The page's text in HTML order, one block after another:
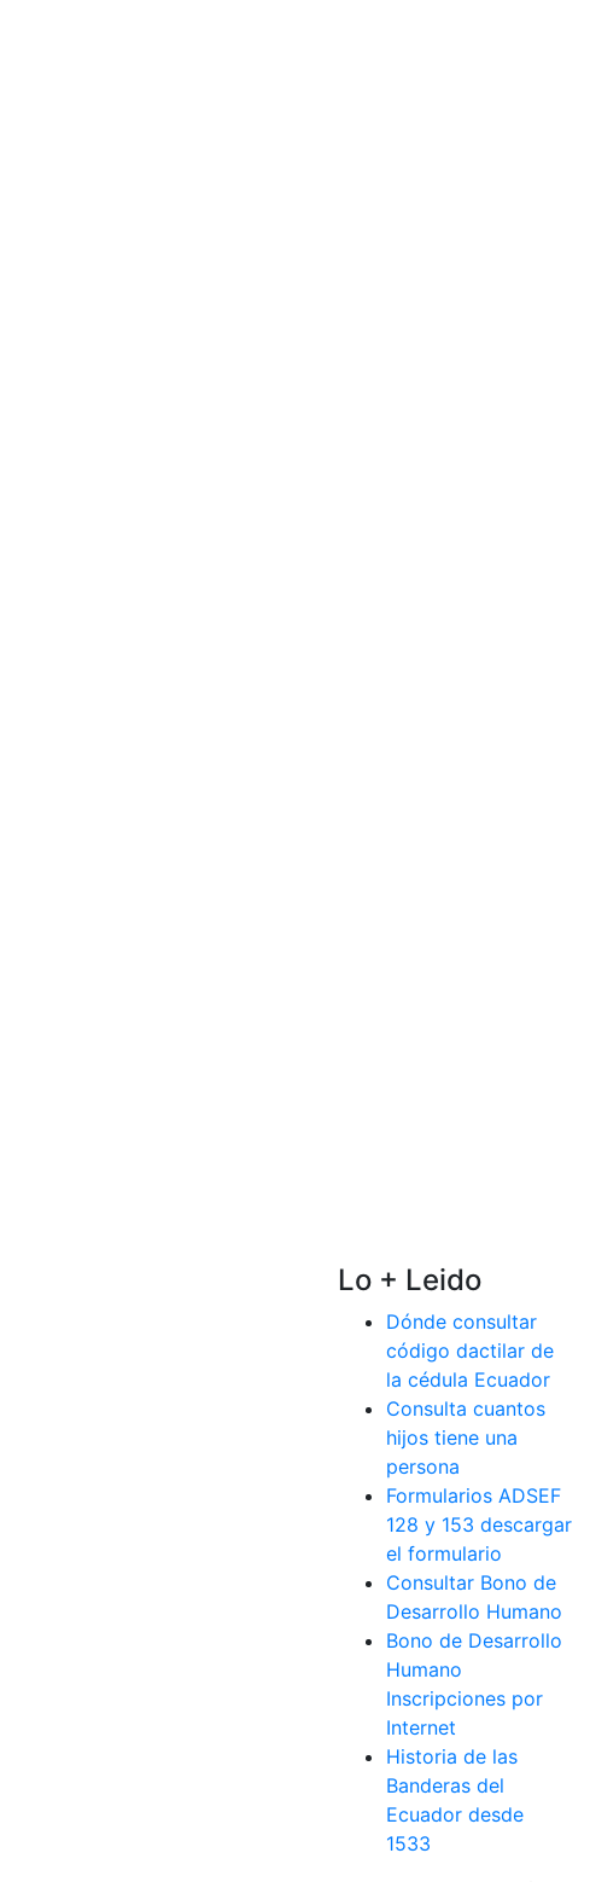
Lo + Leido
Dónde consultar
código dactilar de
la cédula Ecuador
Consulta cuantos
hijos tiene una
persona
Formularios ADSEF
128 y 153 descargar
el formulario
Consultar Bono de
Desarrollo Humano
Bono de Desarrollo
Humano
Inscripciones por
Internet
Historia de las
Banderas del
Ecuador desde
1533